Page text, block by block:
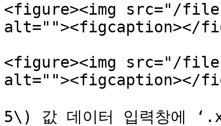
<figure><img src="/files/
alt=""><figcaption></
<figure><img src="/files/
alt=""><figcaption></
5\) 값 데이터 입력창에